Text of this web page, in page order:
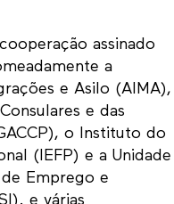
assinado
a
e Asilo (AIMA),
e das
o Instituto do
(IEFP) e a Unidade
Emprego e